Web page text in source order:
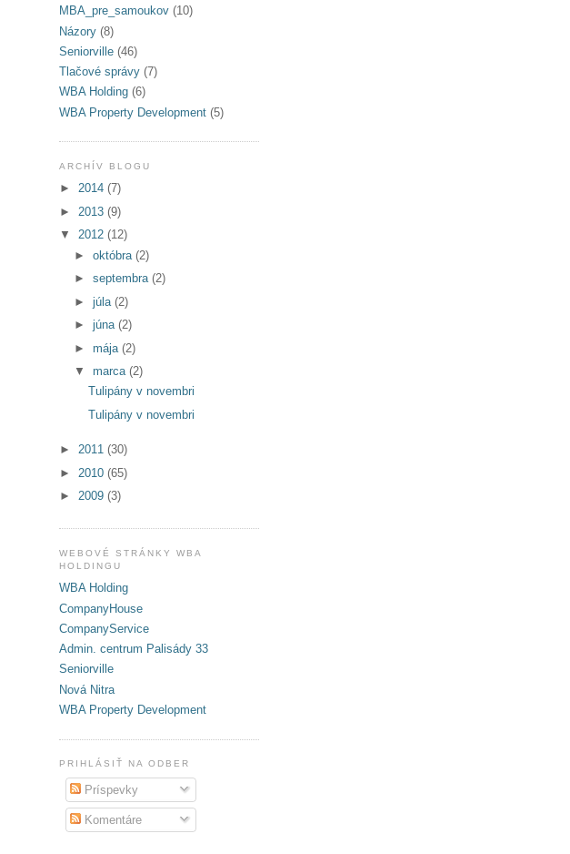
MBA_pre_samoukov (10)
Názory (8)
Seniorville (46)
Tlačové správy (7)
WBA Holding (6)
WBA Property Development (5)
ARCHÍV BLOGU
► 2014 (7)
► 2013 (9)
▼ 2012 (12)
► októbra (2)
► septembra (2)
► júla (2)
► júna (2)
► mája (2)
▼ marca (2)
Tulipány v novembri
Tulipány v novembri
► 2011 (30)
► 2010 (65)
► 2009 (3)
WEBOVÉ STRÁNKY WBA
HOLDINGU
WBA Holding
CompanyHouse
CompanyService
Admin. centrum Palisády 33
Seniorville
Nová Nitra
WBA Property Development
PRIHLÁSIŤ NA ODBER
Príspevky
Komentáre